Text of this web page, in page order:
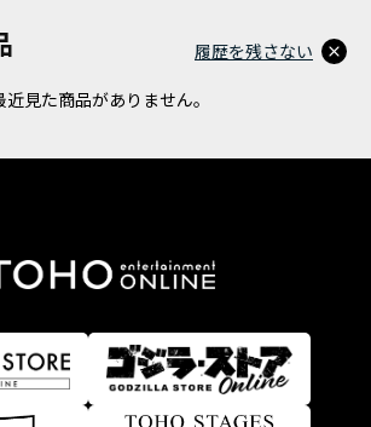
近見た商品がありません。
履歴を残さない